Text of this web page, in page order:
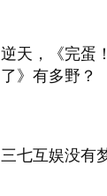
逆天，《完蛋
了》有多野？
三七互娱没有